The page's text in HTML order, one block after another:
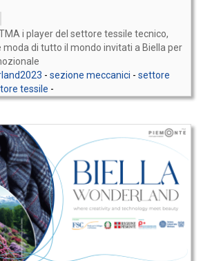
i player del settore tessile tecnico,
di tutto il mondo invitati a Biella per
- sezione meccanici - settore
tessile -